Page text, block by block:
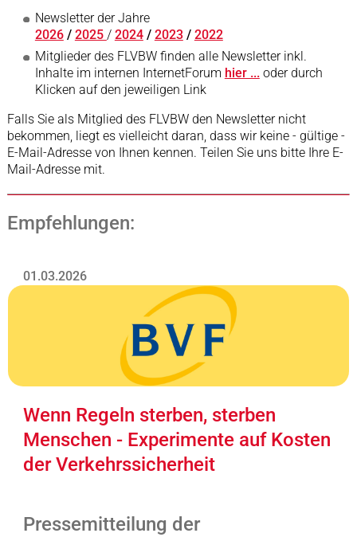
Newsletter der Jahre
2026/ 2025 / 2024 / 2023 / 2022
Mitglieder des FLVBW finden alle Newsletter inkl.
Inhalte im internen InternetForum hier ...oder durch
Klicken auf den jeweiligen Link
Falls Sie als Mitglied des FLVBW den Newsletter nicht
bekommen, liegt es vielleicht daran, dass wir keine - gültige -
E-Mail-Adresse von Ihnen kennen. Teilen Sie uns bitte Ihre E-
Mail-Adresse mit.
Empfehlungen:
01.03.2026
Wenn Regeln sterben, sterben
Menschen - Experimente auf Kosten
der Verkehrssicherheit
Pressemitteilung der